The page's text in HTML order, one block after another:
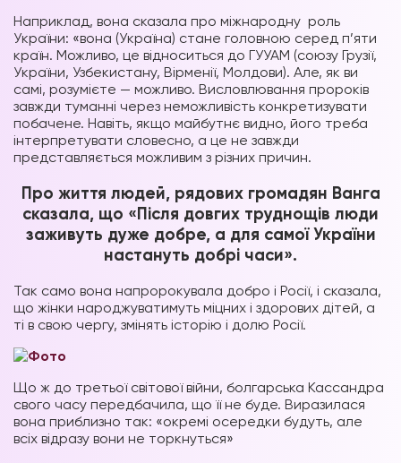
Наприклад, вона сказала про міжнародну роль
України: «вона (Україна) стане головною серед п’яти
країн. Можливо, це відноситься до ГУУАМ (союзу Грузії,
України, Узбекистану, Вірменії, Молдови). Але, як ви
самі, розумієте — можливо. Висловлювання пророків
завжди туманні через неможливість конкретизувати
побачене. Навіть, якщо майбутнє видно, його треба
інтерпретувати словесно, а це не завжди
представляється можливим з різних причин.
Про життя людей, рядових громадян Ванга
сказала, що «Після довгих труднощів люди
заживуть дуже добре, а для самої України
настануть добрі часи».
Так само вона напророкувала добро і Росії, і сказала,
що жінки народжуватимуть міцних і здорових дітей, а
ті в свою чергу, змінять історію і долю Росії.
Що ж до третьої світової війни, болгарська Кассандра
свого часу передбачила, що її не буде. Виразилася
вона приблизно так: «окремі осередки будуть, але
всіх відразу вони не торкнуться»